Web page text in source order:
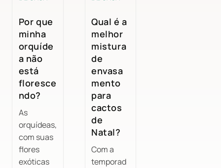
Por que
minha
orquíde
a não
está
floresce
ndo?
As
orquídeas,
com suas
flores
exóticas
Qual é a
melhor
mistura
de
envasa
mento
para
cactos
de
Natal?
Com a
temporad